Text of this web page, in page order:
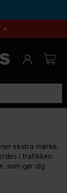
»
ekstra mørke,
i trafikken.
som gør dig